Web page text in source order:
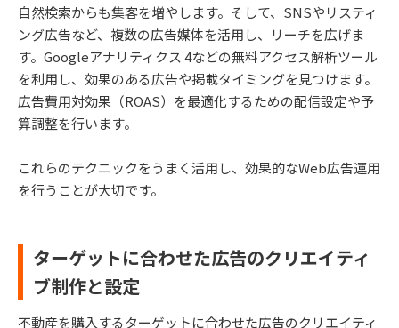
自然検索からも集客を増やします。そして、SNSやリスティ
ング広告など、複数の広告媒体を活用し、リーチを広げま
す。Googleアナリティクス 4などの無料アクセス解析ツール
を利用し、効果のある広告や掲載タイミングを見つけます。
広告費用対効果（ROAS）を最適化するための配信設定や予
算調整を行います。
これらのテクニックをうまく活用し、効果的なWeb広告運用
を行うことが大切です。
ターゲットに合わせた広告のクリエイティ
ブ制作と設定
不動産を購入するターゲットに合わせた広告のクリエイティ